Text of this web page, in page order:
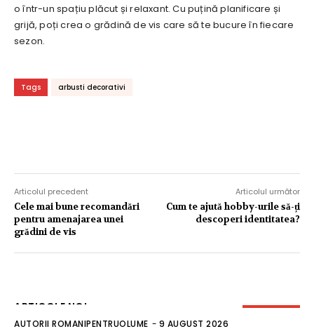
o într-un spațiu plăcut și relaxant. Cu puțină planificare și
grijă, poți crea o grădină de vis care să te bucure în fiecare
sezon.
Tags arbusti decorativi
Articolul precedent
Cele mai bune recomandări
pentru amenajarea unei
grădini de vis
Articolul următor
Cum te ajută hobby-urile să-ți
descoperi identitatea?
ARTICOLE NOI
AUTORII ROMANIPENTRUOLUME - 9 AUGUST 2026